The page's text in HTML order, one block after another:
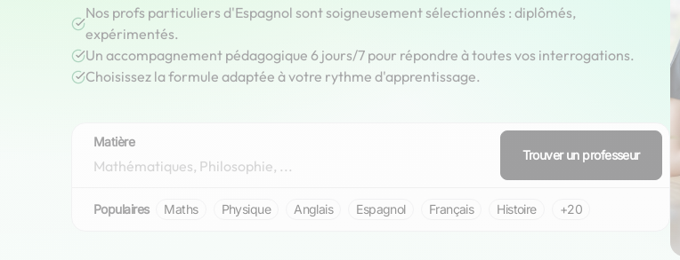
Nos profs particuliers d'Espagnol sont soigneusement sélectionnés : diplômés,
expérimentés.
Un accompagnement pédagogique 6 jours/7 pour répondre à toutes vos interrogations.
Choisissez la formule adaptée à votre rythme d'apprentissage.
Matière
Trouver un professeur
Populaires Maths Physique Anglais Espagnol Français Histoire +20